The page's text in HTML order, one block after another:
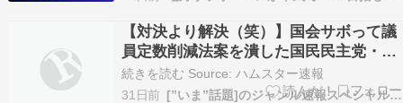
めています。 現在、新NISAでは株式や投資信託
などに非課税で投資できますが、元本保証の個人
向け国債は対象外です。 もしこの法案が成…
【対決より解決（笑）】国会サボって議
員定数削減法案を潰した国民民主党・玉
木雄一郎 公約違反の他責体質に党員ドン
引きして離党へ
続きを読む Source: ハムスター速報
31日前
[”いま”話題]のジャンル速報スペシャルまとめ